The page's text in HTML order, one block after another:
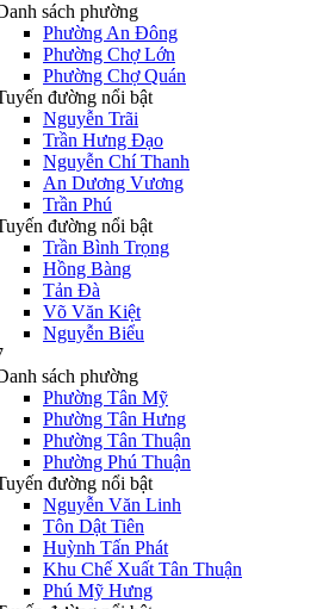
sách phường
Phường An Đông
Phường Chợ Lớn
Phường Chợ Quán
đường nổi bật
Nguyễn Trãi
Trần Hưng Đạo
Nguyễn Chí Thanh
An Dương Vương
Trần Phú
đường nổi bật
Trần Bình Trọng
Hồng Bàng
Tản Đà
Võ Văn Kiệt
Nguyễn Biểu
sách phường
Phường Tân Mỹ
Phường Tân Hưng
Phường Tân Thuận
Phường Phú Thuận
đường nổi bật
Nguyễn Văn Linh
Tôn Dật Tiên
Huỳnh Tấn Phát
Khu Chế Xuất Tân Thuận
Phú Mỹ Hưng